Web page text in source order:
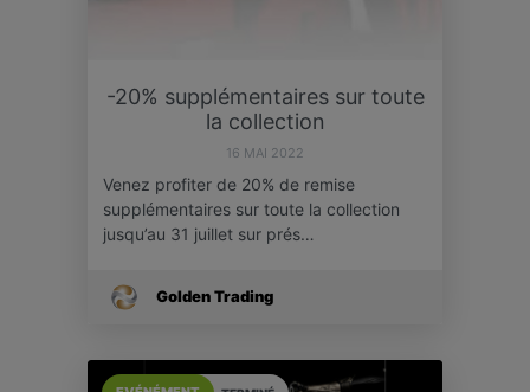
-20% supplémentaires sur toute
la collection
16 MAI 2022
Venez profiter de 20% de remise
supplémentaires sur toute la collection
jusqu’au 31 juillet sur prés…
Golden Trading